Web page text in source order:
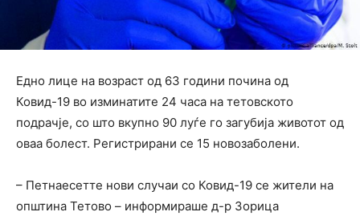
Едно лице на возраст од 63 години почина од
Ковид-19 во изминатите 24 часа на тетовското
подрачје, со што вкупно 90 луѓе го загубија животот од
оваа болест. Регистрирани се 15 новозаболени.
– Петнаесетте нови случаи со Ковид-19 се жители на
општина Тетово – информираше д-р Зорица